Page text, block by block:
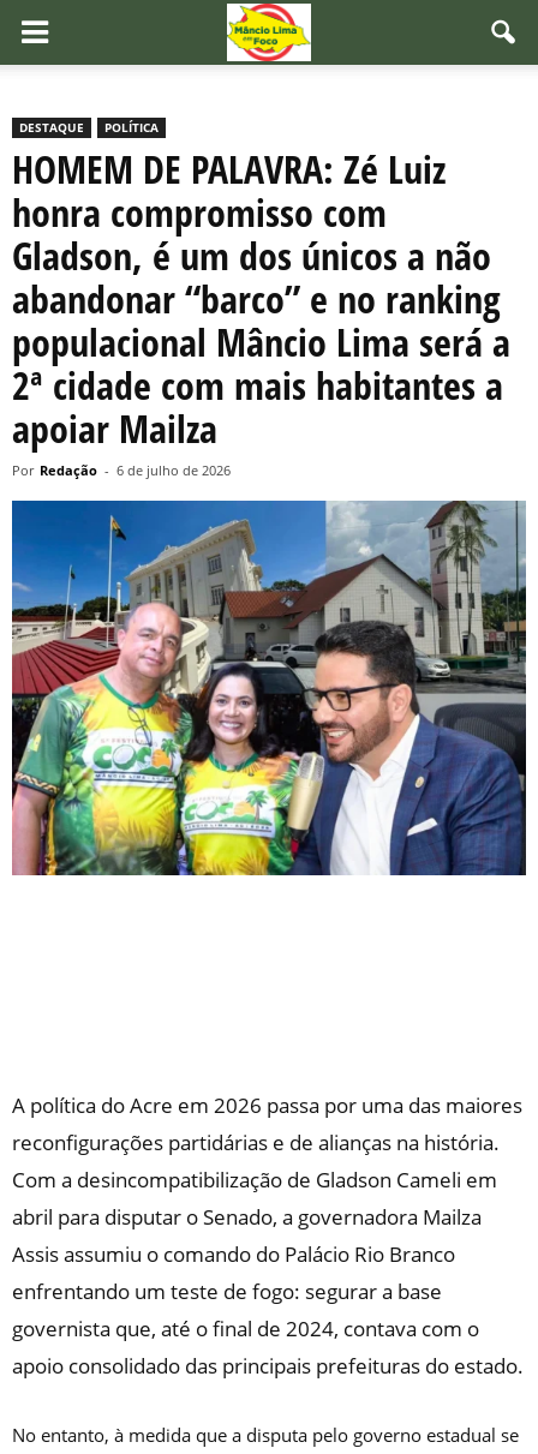
DESTAQUE POLÍTICA
HOMEM DE PALAVRA: Zé Luiz
honra compromisso com
Gladson, é um dos únicos a não
abandonar “barco” e no ranking
populacional Mâncio Lima será a
2ª cidade com mais habitantes a
apoiar Mailza
Por Redação - 6 de julho de 2026
A política do Acre em 2026 passa por uma das maiores
reconfigurações partidárias e de alianças na história.
Com a desincompatibilização de Gladson Cameli em
abril para disputar o Senado, a governadora Mailza
Assis assumiu o comando do Palácio Rio Branco
enfrentando um teste de fogo: segurar a base
governista que, até o final de 2024, contava com o
apoio consolidado das principais prefeituras do estado.
No entanto, à medida que a disputa pelo governo estadual se